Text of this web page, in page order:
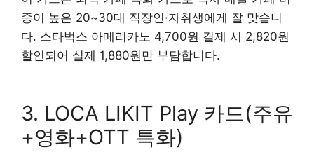
중이 높은 20~30대 직장인·자취생에게 잘 맞습니
다. 스타벅스 아메리카노 4,700원 결제 시 2,820원
할인되어 실제 1,880원만 부담합니다.
3. LOCA LIKIT Play 카드(주유
+영화+OTT 특화)